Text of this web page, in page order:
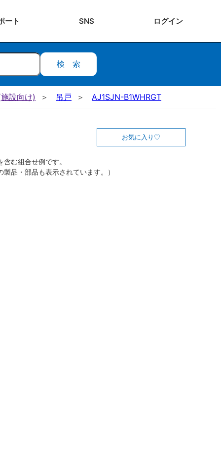
ート SNS ログイン
検索
設向け) 吊戸 AJ1SJN-B1WHRGT
お気に入り
む組合せ例です。
製品・部品も表示されています。）